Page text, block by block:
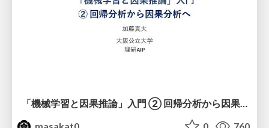
「機械学習と因果推論」入門 ② 回帰分析から因果分析へ